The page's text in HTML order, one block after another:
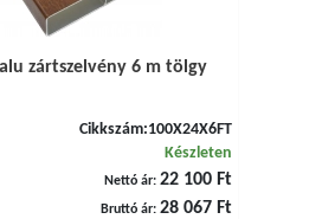
zártszelvény 6 m tölgy
Cikkszám:100X24X6FT
Készleten
Nettó ár: 22 100 Ft
Bruttó ár: 28 067 Ft